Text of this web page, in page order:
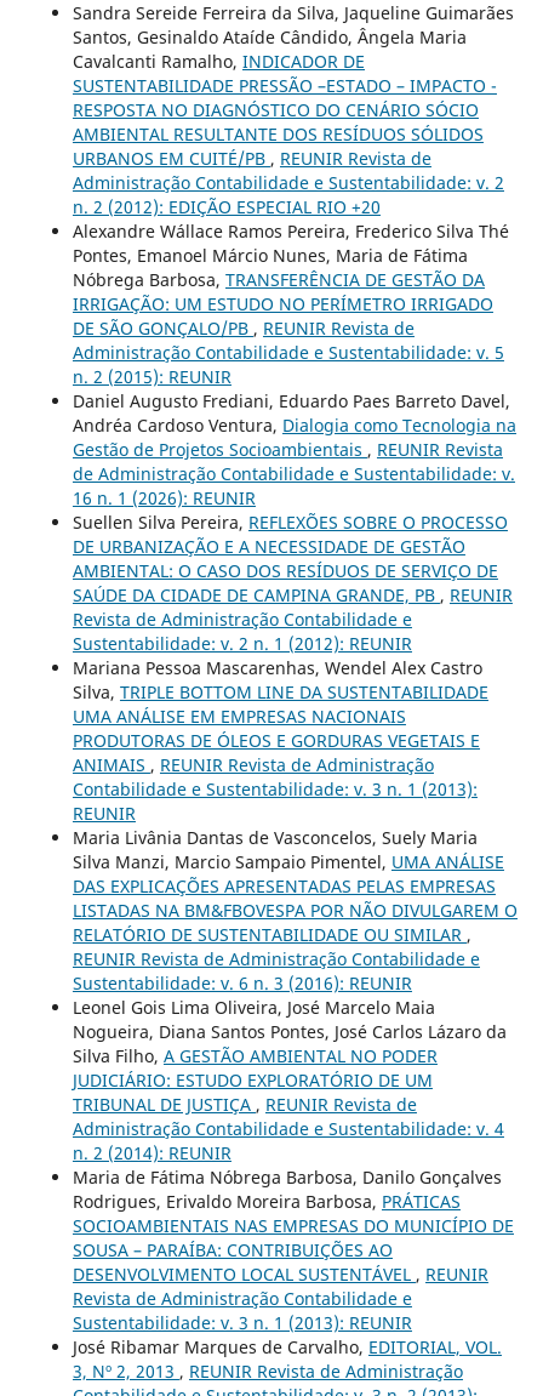
Sandra Sereide Ferreira da Silva, Jaqueline Guimarães
Santos, Gesinaldo Ataíde Cândido, Ângela Maria
Cavalcanti Ramalho, INDICADOR DE
SUSTENTABILIDADE PRESSÃO –ESTADO – IMPACTO -
RESPOSTA NO DIAGNÓSTICO DO CENÁRIO SÓCIO
AMBIENTAL RESULTANTE DOS RESÍDUOS SÓLIDOS
URBANOS EM CUITÉ/PB , REUNIR Revista de
Administração Contabilidade e Sustentabilidade: v. 2
n. 2 (2012): EDIÇÃO ESPECIAL RIO +20
Alexandre Wállace Ramos Pereira, Frederico Silva Thé
Pontes, Emanoel Márcio Nunes, Maria de Fátima
Nóbrega Barbosa, TRANSFERÊNCIA DE GESTÃO DA
IRRIGAÇÃO: UM ESTUDO NO PERÍMETRO IRRIGADO
DE SÃO GONÇALO/PB , REUNIR Revista de
Administração Contabilidade e Sustentabilidade: v. 5
n. 2 (2015): REUNIR
Daniel Augusto Frediani, Eduardo Paes Barreto Davel,
Andréa Cardoso Ventura, Dialogia como Tecnologia na
Gestão de Projetos Socioambientais , REUNIR Revista
de Administração Contabilidade e Sustentabilidade: v.
16 n. 1 (2026): REUNIR
Suellen Silva Pereira, REFLEXÕES SOBRE O PROCESSO
DE URBANIZAÇÃO E A NECESSIDADE DE GESTÃO
AMBIENTAL: O CASO DOS RESÍDUOS DE SERVIÇO DE
SAÚDE DA CIDADE DE CAMPINA GRANDE, PB , REUNIR
Revista de Administração Contabilidade e
Sustentabilidade: v. 2 n. 1 (2012): REUNIR
Mariana Pessoa Mascarenhas, Wendel Alex Castro
Silva, TRIPLE BOTTOM LINE DA SUSTENTABILIDADE
UMA ANÁLISE EM EMPRESAS NACIONAIS
PRODUTORAS DE ÓLEOS E GORDURAS VEGETAIS E
ANIMAIS , REUNIR Revista de Administração
Contabilidade e Sustentabilidade: v. 3 n. 1 (2013):
REUNIR
Maria Livânia Dantas de Vasconcelos, Suely Maria
Silva Manzi, Marcio Sampaio Pimentel, UMA ANÁLISE
DAS EXPLICAÇÕES APRESENTADAS PELAS EMPRESAS
LISTADAS NA BM&FBOVESPA POR NÃO DIVULGAREM O
RELATÓRIO DE SUSTENTABILIDADE OU SIMILAR ,
REUNIR Revista de Administração Contabilidade e
Sustentabilidade: v. 6 n. 3 (2016): REUNIR
Leonel Gois Lima Oliveira, José Marcelo Maia
Nogueira, Diana Santos Pontes, José Carlos Lázaro da
Silva Filho, A GESTÃO AMBIENTAL NO PODER
JUDICIÁRIO: ESTUDO EXPLORATÓRIO DE UM
TRIBUNAL DE JUSTIÇA , REUNIR Revista de
Administração Contabilidade e Sustentabilidade: v. 4
n. 2 (2014): REUNIR
Maria de Fátima Nóbrega Barbosa, Danilo Gonçalves
Rodrigues, Erivaldo Moreira Barbosa, PRÁTICAS
SOCIOAMBIENTAIS NAS EMPRESAS DO MUNICÍPIO DE
SOUSA – PARAÍBA: CONTRIBUIÇÕES AO
DESENVOLVIMENTO LOCAL SUSTENTÁVEL , REUNIR
Revista de Administração Contabilidade e
Sustentabilidade: v. 3 n. 1 (2013): REUNIR
José Ribamar Marques de Carvalho, EDITORIAL, VOL.
3, Nº 2, 2013 , REUNIR Revista de Administração